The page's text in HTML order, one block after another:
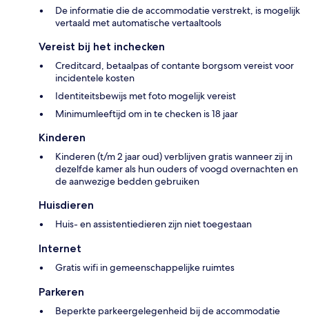
De informatie die de accommodatie verstrekt, is mogelijk
vertaald met automatische vertaaltools
Vereist bij het inchecken
Creditcard, betaalpas of contante borgsom vereist voor
incidentele kosten
Identiteitsbewijs met foto mogelijk vereist
Minimumleeftijd om in te checken is 18 jaar
Kinderen
Kinderen (t/m 2 jaar oud) verblijven gratis wanneer zij in
dezelfde kamer als hun ouders of voogd overnachten en
de aanwezige bedden gebruiken
Huisdieren
Huis- en assistentiedieren zijn niet toegestaan
Internet
Gratis wifi in gemeenschappelijke ruimtes
Parkeren
Beperkte parkeergelegenheid bij de accommodatie